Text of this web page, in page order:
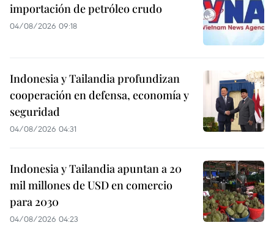
importación de petróleo crudo
04/08/2026 09:18
Indonesia y Tailandia profundizan
cooperación en defensa, economía y
seguridad
04/08/2026 04:31
Indonesia y Tailandia apuntan a 20
mil millones de USD en comercio
para 2030
04/08/2026 04:23